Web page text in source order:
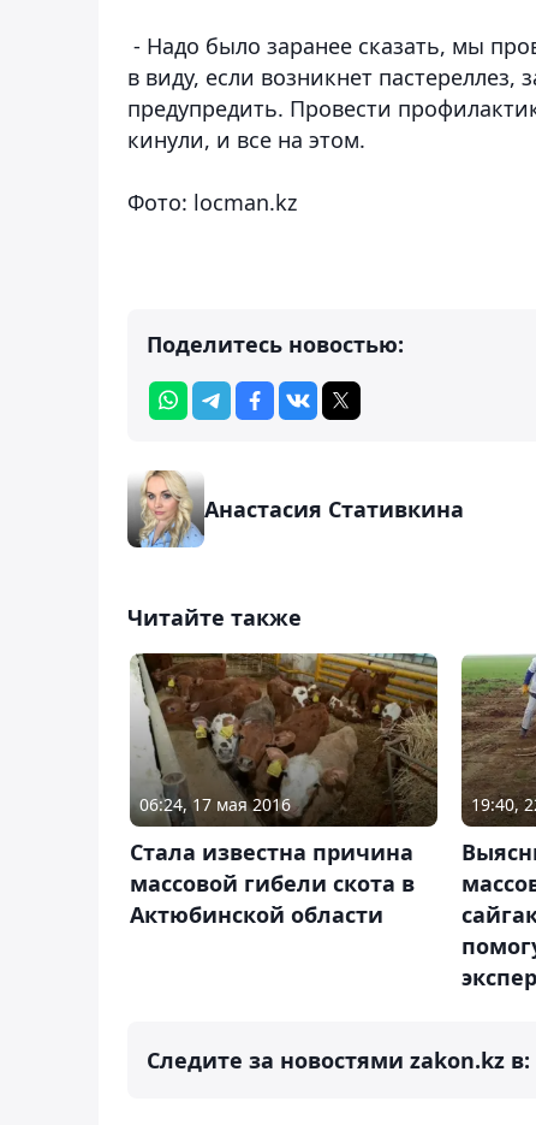
- Надо было заранее сказать, мы
в виду, если возникнет
предупредить. Провести
кинули, и все на этом.
Фото: locman.kz
Поделитесь новостью:
Анастасия Стативкина
Читайте также
06:24, 17 мая 2016
Стала известна причина
массовой гибели скота в
Актюбинской области
19:40,
Следите за новостями zakon.kz в: